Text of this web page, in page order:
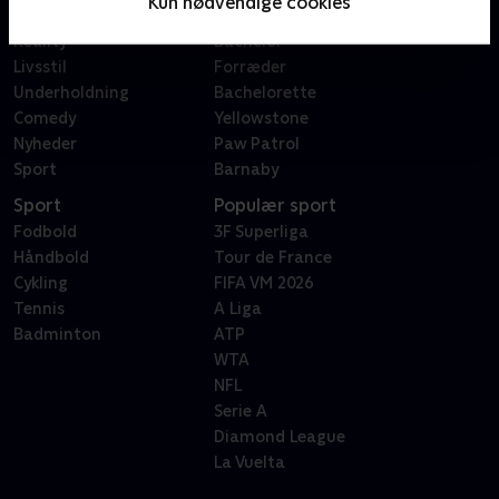
Reality
Livsstil
Underholdning
Comedy
Nyheder
Sport
X Factor
Bachelor
Forræder
Bachelorette
Yellowstone
Paw Patrol
Barnaby
Sport
Fodbold
Håndbold
Cykling
Tennis
Badminton
Populær sport
3F Superliga
Tour de France
FIFA VM 2026
A Liga
ATP
WTA
NFL
Serie A
Diamond League
La Vuelta